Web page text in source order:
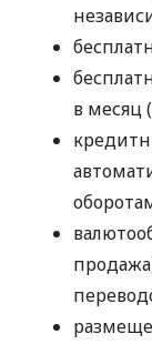
в месяц